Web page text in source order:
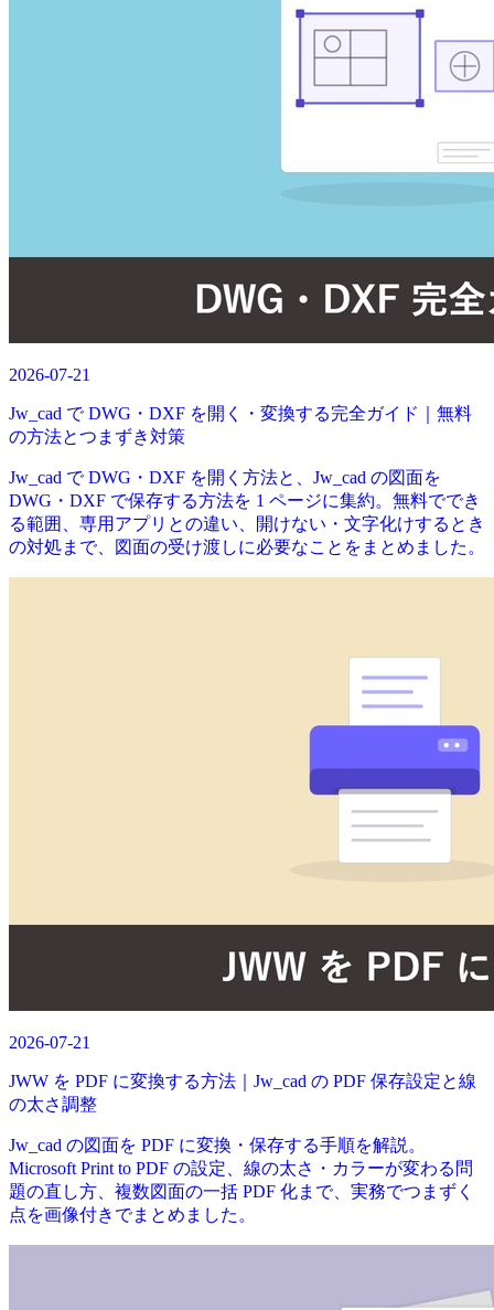
2026-07-21
Jw_cad で DWG・DXF を開く・変換する完全ガイド｜無料
の方法とつまずき対策
Jw_cad で DWG・DXF を開く方法と、Jw_cad の図面を
DWG・DXF で保存する方法を 1 ページに集約。無料ででき
る範囲、専用アプリとの違い、開けない・文字化けするとき
の対処まで、図面の受け渡しに必要なことをまとめました。
2026-07-21
JWW を PDF に変換する方法｜Jw_cad の PDF 保存設定と線
の太さ調整
Jw_cad の図面を PDF に変換・保存する手順を解説。
Microsoft Print to PDF の設定、線の太さ・カラーが変わる問
題の直し方、複数図面の一括 PDF 化まで、実務でつまずく
点を画像付きでまとめました。